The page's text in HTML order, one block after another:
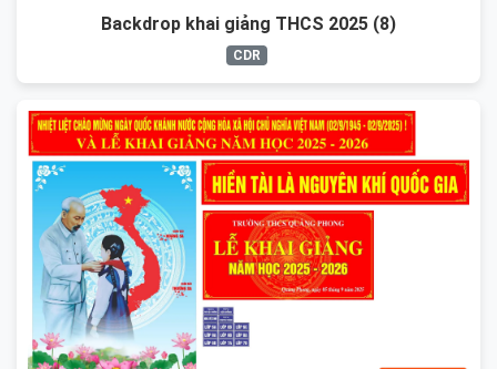
Backdrop khai giảng THCS 2025 (8)
CDR